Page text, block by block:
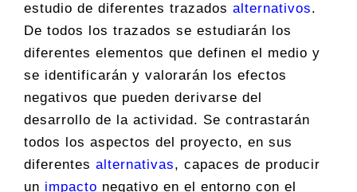
estudio de diferentes trazados alternativos.
De todos los trazados se estudiarán los
diferentes elementos que definen el medio y
se identificarán y valorarán los efectos
negativos que pueden derivarse del
desarrollo de la actividad. Se contrastarán
todos los aspectos del proyecto, en sus
diferentes alternativas, capaces de producir
un impacto negativo en el entorno con el